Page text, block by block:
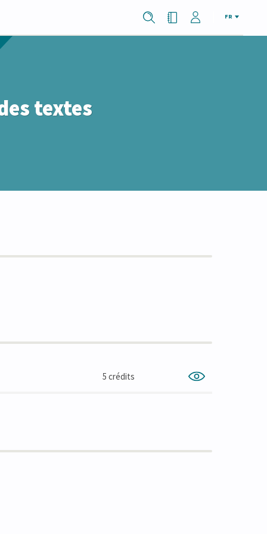
FR
textes
5 crédits